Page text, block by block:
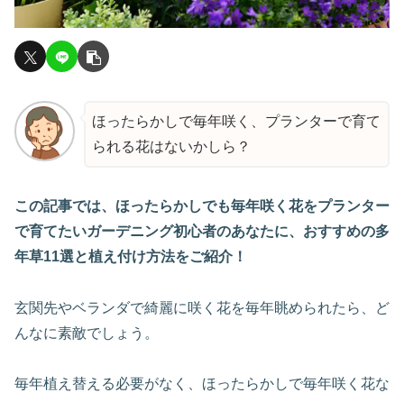
ほったらかしで毎年咲く、プランターで育て
られる花はないかしら？
この記事では、ほったらかしでも毎年咲く花をプランター
で育てたいガーデニング初心者のあなたに、おすすめの多
年草11選と植え付け方法をご紹介！
玄関先やベランダで綺麗に咲く花を毎年眺められたら、ど
んなに素敵でしょう。
毎年植え替える必要がなく、ほったらかしで毎年咲く花な